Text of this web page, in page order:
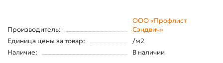
Производитель:
ООО «Профлист
Сэндвич»
Единица цены за товар:
/м2
Наличие:
В наличии